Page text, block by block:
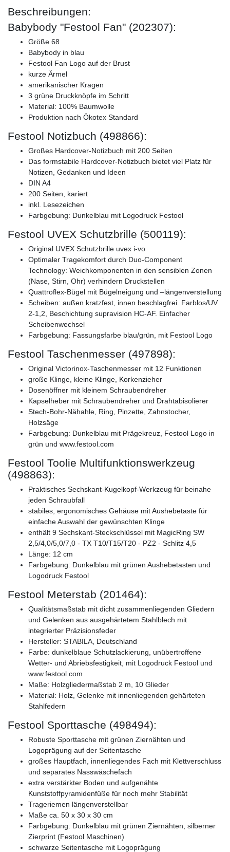
Beschreibungen:
Babybody "Festool Fan" (202307):
Größe 68
Babybody in blau
Festool Fan Logo auf der Brust
kurze Ärmel
amerikanischer Kragen
3 grüne Druckknöpfe im Schritt
Material: 100% Baumwolle
Produktion nach Ökotex Standard
Festool Notizbuch (498866):
Großes Hardcover-Notizbuch mit 200 Seiten
Das formstabile Hardcover-Notizbuch bietet viel Platz für
Notizen, Gedanken und Ideen
DIN A4
200 Seiten, kariert
inkl. Lesezeichen
Farbgebung: Dunkelblau mit Logodruck Festool
Festool UVEX Schutzbrille (500119):
Original UVEX Schutzbrille uvex i-vo
Optimaler Tragekomfort durch Duo-Component
Technology: Weichkomponenten in den sensiblen Zonen
(Nase, Stirn, Ohr) verhindern Druckstellen
Quattroflex-Bügel mit Bügelneigung und –längenverstellung
Scheiben: außen kratzfest, innen beschlagfrei. Farblos/UV
2-1,2, Beschichtung supravision HC-AF. Einfacher
Scheibenwechsel
Farbgebung: Fassungsfarbe blau/grün, mit Festool Logo
Festool Taschenmesser (497898):
Original Victorinox-Taschenmesser mit 12 Funktionen
große Klinge, kleine Klinge, Korkenzieher
Dosenöffner mit kleinem Schraubendreher
Kapselheber mit Schraubendreher und Drahtabisolierer
Stech-Bohr-Nähahle, Ring, Pinzette, Zahnstocher,
Holzsäge
Farbgebung: Dunkelblau mit Prägekreuz, Festool Logo in
grün und www.festool.com
Festool Toolie Multifunktionswerkzeug
(498863):
Praktisches Sechskant-Kugelkopf-Werkzeug für beinahe
jeden Schraubfall
stabiles, ergonomisches Gehäuse mit Aushebetaste für
einfache Auswahl der gewünschten Klinge
enthält 9 Sechskant-Steckschlüssel mit MagicRing SW
2,5/4,0/5,0/7,0 - TX T10/T15/T20 - PZ2 - Schlitz 4,5
Länge: 12 cm
Farbgebung: Dunkelblau mit grünen Aushebetasten und
Logodruck Festool
Festool Meterstab (201464):
Qualitätsmaßstab mit dicht zusammenliegenden Gliedern
und Gelenken aus ausgehärtetem Stahlblech mit
integrierter Präzisionsfeder
Hersteller: STABILA, Deutschland
Farbe: dunkelblaue Schutzlackierung, unübertroffene
Wetter- und Abriebsfestigkeit, mit Logodruck Festool und
www.festool.com
Maße: Holzgliedermaßstab 2 m, 10 Glieder
Material: Holz, Gelenke mit innenliegenden gehärteten
Stahlfedern
Festool Sporttasche (498494):
Robuste Sporttasche mit grünen Ziernähten und
Logoprägung auf der Seitentasche
großes Hauptfach, innenliegendes Fach mit Klettverschluss
und separates Nasswäschefach
extra verstärkter Boden und aufgenähte
Kunststoffpyramidenfüße für noch mehr Stabilität
Trageriemen längenverstellbar
Maße ca. 50 x 30 x 30 cm
Farbgebung: Dunkelblau mit grünen Ziernähten, silberner
Zierprint (Festool Maschinen)
schwarze Seitentasche mit Logoprägung